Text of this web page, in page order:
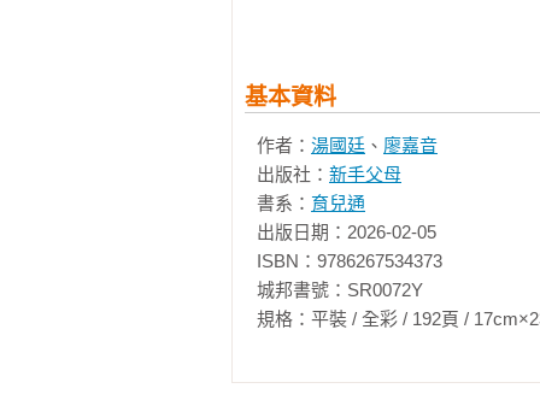
．四季可運用食材舉例
．4～6個月寶寶每日飲食建議量
．一日飲食建議
※米湯
※蔬菜米糊
※紅蘿蔔汁
※高麗菜汁
※水蜜桃汁
相關著作：《照著養，爸媽不緊
副食品配方》《照著養，爸媽不緊
廖嘉音
資深小兒營養師
育有一子一女。原本就十分關心幼
壯，希望藉由營養師媽媽二次親自
的記憶。
〔現職〕
高雄長庚紀念醫院 專員
基本資料
作者： 湯國廷 、 廖嘉音
出版社： 新手父母
書系： 育兒通
出版日期：2026-02-05
ISBN：9786267534373
城邦書號：SR0072Y
規格：平裝 / 全彩 / 192頁 /